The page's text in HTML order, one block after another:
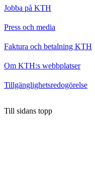
Jobba på KTH
Press och media
Faktura och betalning KTH
Om KTH:s webbplatser
Tillgänglighetsredogörelse
Till sidans topp